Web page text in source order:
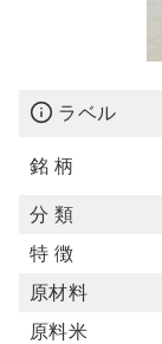
ラベル
銘 柄
分 類
特 徴
原材料
原料米